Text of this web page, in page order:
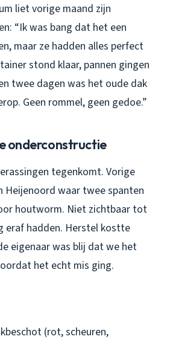
liet vorige maand zijn
“Ik was bang dat het een
maar ze hadden alles perfect
stond klaar, pannen gingen
twee dagen was het oude dak
Geen rommel, geen gedoe.”
onderconstructie
tegenkomt. Vorige
Heijenoord waar twee spanten
houtworm. Niet zichtbaar tot
eraf hadden. Herstel kostte
eigenaar was blij dat we het
het echt mis ging.
(rot, scheuren,